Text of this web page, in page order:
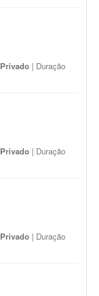
Privado | Duração
Privado | Duração
Privado | Duração